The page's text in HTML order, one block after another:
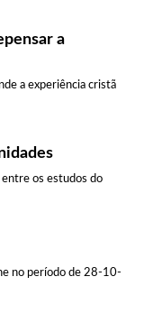
a
a experiência cristã
entre os estudos do
no período de 28-10-